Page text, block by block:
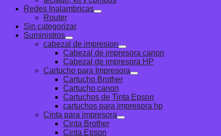
Redes Inalambricas
Router
Sin categorizar
Suministros
cabezal de impresion
Cabezal de impresora canon
Cabezal de impresora HP
Cartucho para Impresora
Cartucho Brother
Cartucho canon
Cartuchos de Tinta Epson
cartuchos para impresora hp
Cinta para impresora
Cinta Brother
Cinta Epson